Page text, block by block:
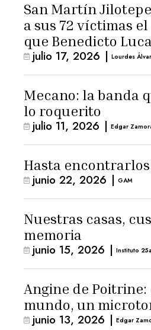
San Martín
a sus 72 víctimas
que Benedicto
arresto
julio 17, 2026 | Lourdes
Mecano: la banda
lo roquerito
julio 11, 2026 | Edgar
Hasta encontrarlos
junio 22, 2026 | GAM
Nuestras casas,
memoria
junio 15, 2026 | Instituto 25a
Angine de
mundo, un
junio 13, 2026 | Edgar